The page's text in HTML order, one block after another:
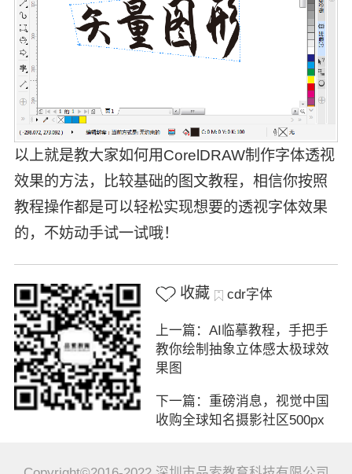
以上就是教大家如何用CorelDRAW制作字体透视
效果的方法，比较基础的图文教程，相信你按照
教程操作都是可以轻松实现想要的透视字体效果
的，不妨动手试一试哦！
收藏 cdr字体
上一篇：AI临摹教程，手把手
教你绘制抽象立体感太极球效
果图
下一篇：重磅消息，视觉中国
收购全球知名摄影社区500px